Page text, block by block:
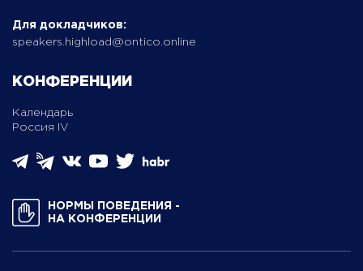
Для докладчиков:
speakers.highload@ontico.online
КОНФЕРЕНЦИИ
Календарь
Россия IV
НОРМЫ ПОВЕДЕНИЯ ­
НА КОНФЕРЕНЦИИ